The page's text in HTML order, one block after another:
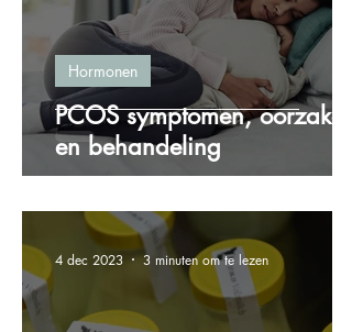
PCOS symptomen, oorzaken
en behandeling
Hormonen
4 dec 2023 3 minuten om te lezen